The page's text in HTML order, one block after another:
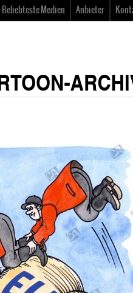
Beliebteste Medien Anbieter